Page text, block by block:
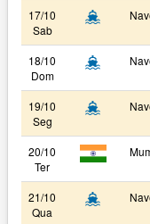
17/10
Sab
18/10
Dom
19/10
Seg
20/10
Ter
21/10
Qua